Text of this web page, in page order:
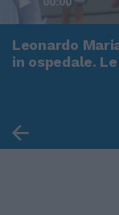
Leonardo
in ospedale.